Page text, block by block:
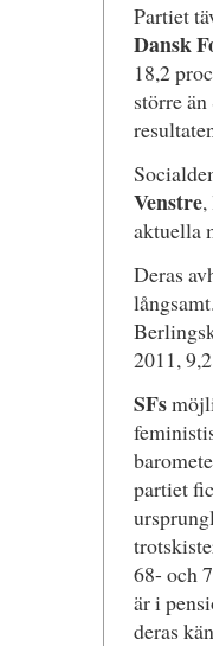
Partiet
Dansk
18,2
större
Venstre,
aktuella
Deras
2011,
SFs
partiet
68- och
är i
deras